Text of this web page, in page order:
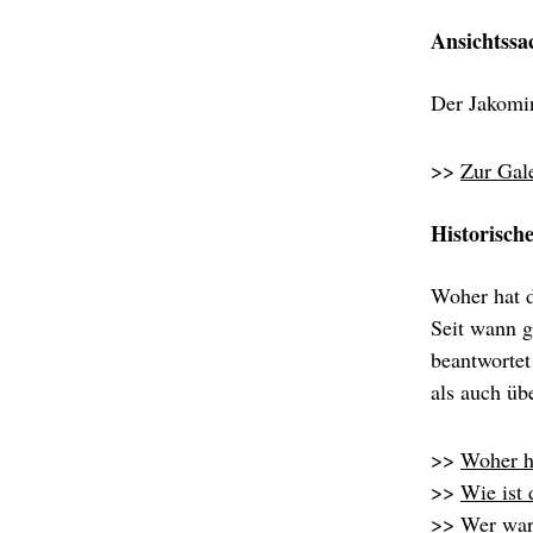
Der
>> Zur
Woher hat
Seit wann
als auch
>> Woher
>> Wie ist
>> Wer